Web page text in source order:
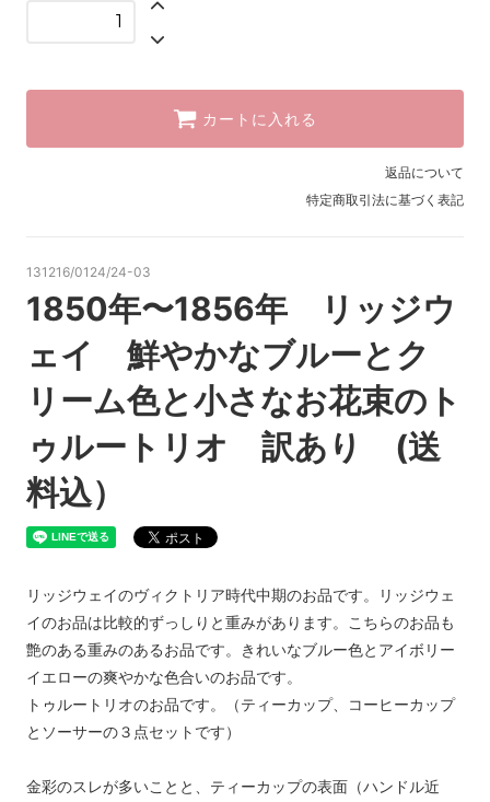
カートに入れる
返品について
特定商取引法に基づく表記
131216/0124/24-03
1850年〜1856年 リッジウ
ェイ 鮮やかなブルーとク
リーム色と小さなお花束のト
ゥルートリオ 訳あり (送
料込）
リッジウェイのヴィクトリア時代中期のお品です。リッジウェ
イのお品は比較的ずっしりと重みがあります。こちらのお品も
艶のある重みのあるお品です。きれいなブルー色とアイボリー
イエローの爽やかな色合いのお品です。
トゥルートリオのお品です。（ティーカップ、コーヒーカップ
とソーサーの３点セットです）
金彩のスレが多いことと、ティーカップの表面（ハンドル近